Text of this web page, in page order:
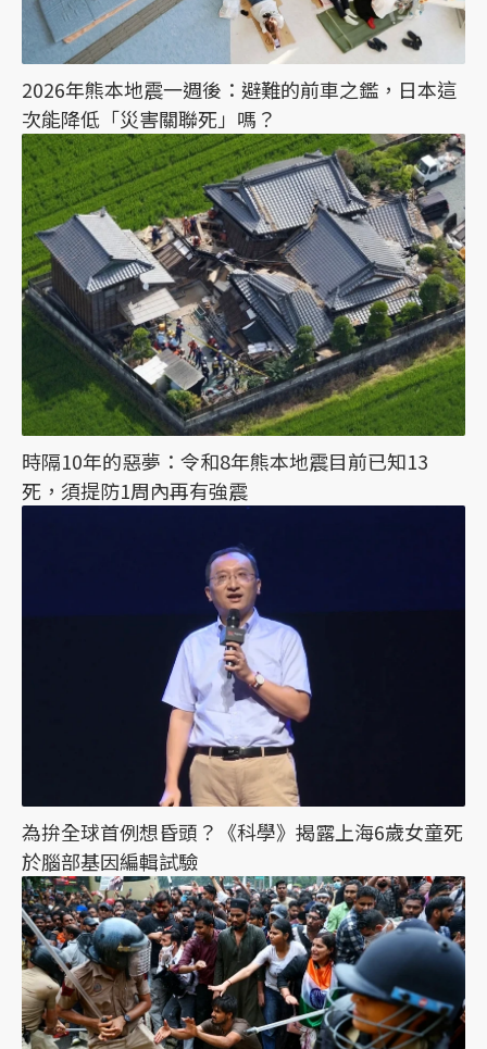
2026年熊本地震一週後：避難的前車之鑑，日本這
次能降低「災害關聯死」嗎？
時隔10年的惡夢：令和8年熊本地震目前已知13
死，須提防1周內再有強震
為拚全球首例想昏頭？《科學》揭露上海6歲女童死
於腦部基因編輯試驗